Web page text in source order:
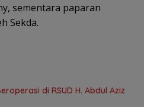
sementara paparan
Sekda.
di RSUD H. Abdul Aziz